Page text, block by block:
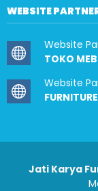
WEBSITE
Website
TOKO
Website
Jati Karya